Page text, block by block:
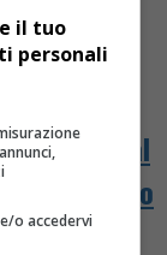
al
nel periodo
il tuo
personali
o accedervi